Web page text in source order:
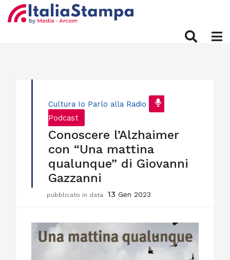
Cultura Io Parlo alla Radio
Podcast
Conoscere l’Alzhaimer
con “Una mattina
qualunque” di Giovanni
Gazzanni
pubblicato in data 13 Gen 2023